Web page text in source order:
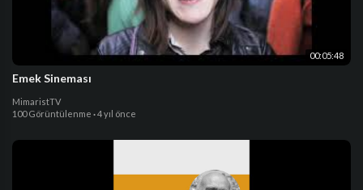
00:05:48
Emek Sineması
MimaristTV
100 Görüntülenme ·4 yıl önce